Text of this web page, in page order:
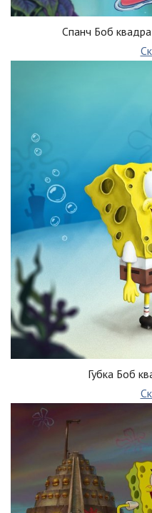
Спанч Боб
Губка Боб